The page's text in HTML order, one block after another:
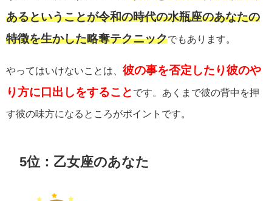
あるということが令和の時代の水瓶座のあなたの
特徴を生かした略奪テクニックでもあります。
やってはいけないことは、 彼の事を否定したり彼のや
り方に口出しをすること です。あくまで彼の背中を押
す彼の味方になるところがポイントです。
5位：乙女座のあなた